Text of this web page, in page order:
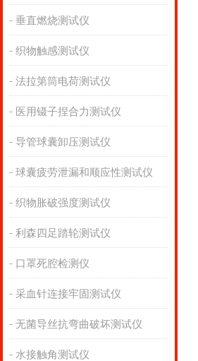
垂直燃烧测试仪
织物触感测试仪
法拉第筒电荷测试仪
医用镊子捏合力测试仪
导管球囊卸压测试仪
球囊疲劳泄漏和顺应性测试仪
织物胀破强度测试仪
利森四足踏轮测试仪
口罩死腔检测仪
采血针连接牢固测试仪
无菌导丝抗弯曲破坏测试仪
水接触角测试仪